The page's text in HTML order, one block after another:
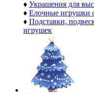
♦ Украшения для
♦ Елочные игрушки
♦ Подставки,
игрушек